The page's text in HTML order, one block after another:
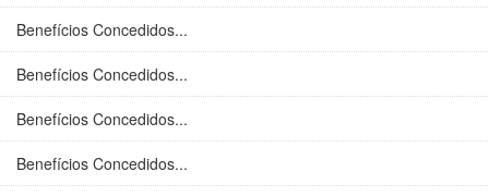
Benefícios Concedidos...
Benefícios Concedidos...
Benefícios Concedidos...
Benefícios Concedidos...